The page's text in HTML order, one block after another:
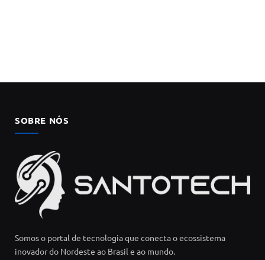
SOBRE NÓS
Somos o portal de tecnologia que conecta o ecossistema
inovador do Nordeste ao Brasil e ao mundo.